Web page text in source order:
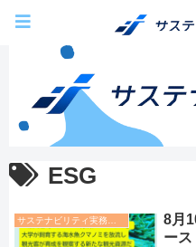
ESG
8月
ース